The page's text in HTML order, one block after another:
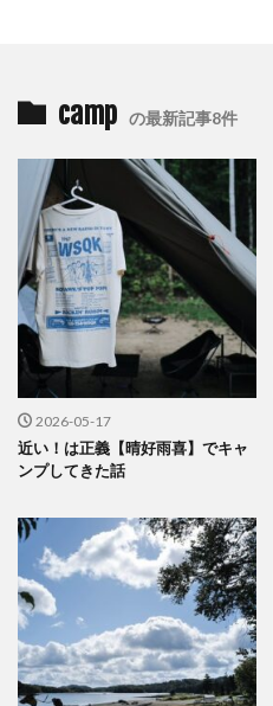
camp の最新記事8件
2026-05-17
近い！は正義【晴好雨喜】でキャ
ンプしてきた話